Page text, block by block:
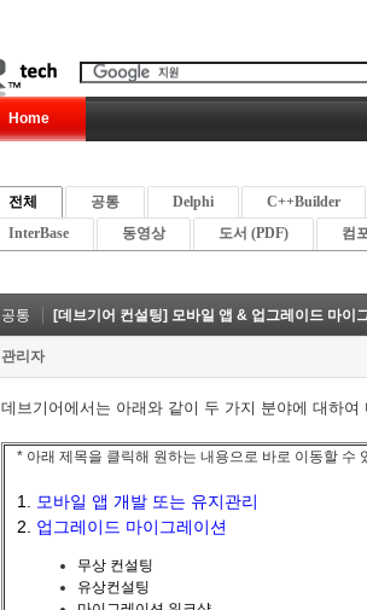
Home
전체 공통 Delphi C++Builder
InterBase
동영상 도서 (PDF) 컴
공통 [데브기어 컨설팅] 모바일 앱 & 업그레이드 마이
관리자
데브기어에서는 아래와 같이 두 가지 분야에 대하
* 아래 제목을 클릭해 원하는 내용으로 바로 이동할 수
1.
모바일 앱 개발 또는 유지관리
2. 업그레이드 마이그레이션
무상 컨설팅
유상컨설팅